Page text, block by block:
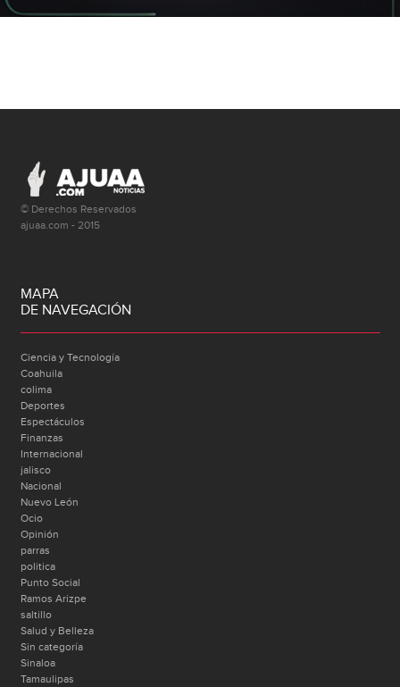
© Derechos Reservados
ajuaa.com - 2015
MAPA
DE NAVEGACIÓN
Ciencia y Tecnología
Coahuila
colima
Deportes
Espectáculos
Finanzas
Internacional
jalisco
Nacional
Nuevo León
Ocio
Opinión
parras
politica
Punto Social
Ramos Arizpe
saltillo
Salud y Belleza
Sin categoría
Sinaloa
Tamaulipas